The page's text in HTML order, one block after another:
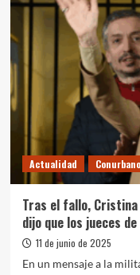
Actualidad Conurbano
Tras el fallo, Cristina
dijo que los jueces
11 de junio de 2025
En un mensaje a la